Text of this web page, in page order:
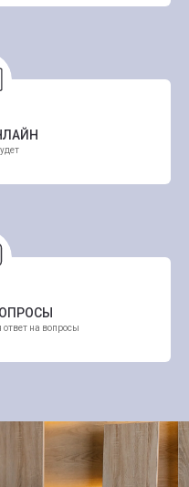
ответ на вопросы